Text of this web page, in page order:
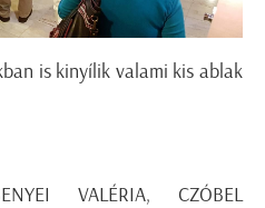
is kinyílik valami kis ablak
VALÉRIA, CZÓBEL